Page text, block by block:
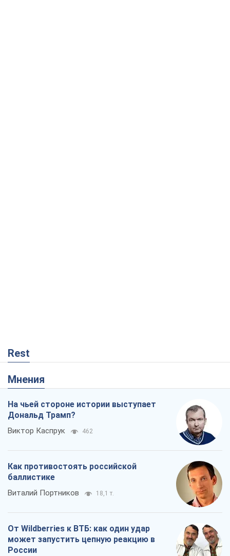
Rest
Мнения
На чьей стороне истории выступает
Дональд Трамп?
Виктор Каспрук 462
Как противостоять российской
баллистике
Виталий Портников 18,1 т.
От Wildberries к ВТБ: как один удар
может запустить цепную реакцию в
России